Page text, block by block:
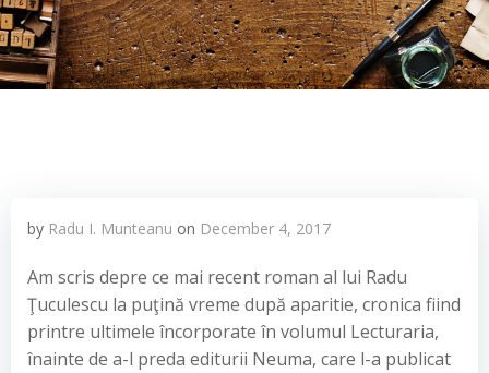
by Radu I. Munteanu on December 4, 2017
Am scris depre ce mai recent roman al lui Radu
Ţuculescu la puţină vreme după aparitie, cronica fiind
printre ultimele încorporate în volumul Lecturaria,
înainte de a-l preda editurii Neuma, care l-a publicat